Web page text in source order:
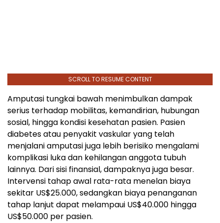
SCROLL TO RESUME CONTENT
Amputasi tungkai bawah menimbulkan dampak
serius terhadap mobilitas, kemandirian, hubungan
sosial, hingga kondisi kesehatan pasien. Pasien
diabetes atau penyakit vaskular yang telah
menjalani amputasi juga lebih berisiko mengalami
komplikasi luka dan kehilangan anggota tubuh
lainnya. Dari sisi finansial, dampaknya juga besar.
Intervensi tahap awal rata-rata menelan biaya
sekitar US$25.000, sedangkan biaya penanganan
tahap lanjut dapat melampaui US$40.000 hingga
US$50.000 per pasien.